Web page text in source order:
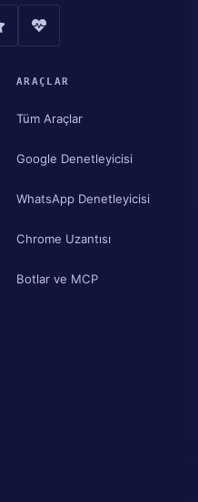
ARAÇLAR
Tüm Araçlar
Google Denetleyicisi
WhatsApp Denetleyicisi
Chrome Uzantısı
Botlar ve MCP